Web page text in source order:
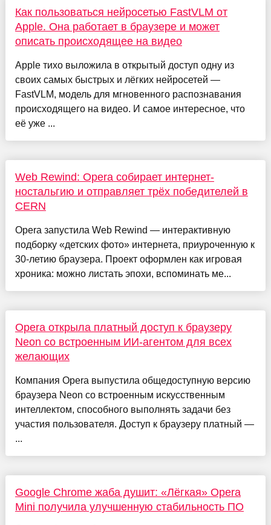
Как пользоваться нейросетью FastVLM от
Apple. Она работает в браузере и может
описать происходящее на видео
Apple тихо выложила в открытый доступ одну из
своих самых быстрых и лёгких нейросетей —
FastVLM, модель для мгновенного распознавания
происходящего на видео. И самое интересное, что
её уже ...
Web Rewind: Opera собирает интернет-
ностальгию и отправляет трёх победителей в
CERN
Opera запустила Web Rewind — интерактивную
подборку «детских фото» интернета, приуроченную к
30‑летию браузера. Проект оформлен как игровая
хроника: можно листать эпохи, вспоминать ме...
Opera открыла платный доступ к браузеру
Neon со встроенным ИИ-агентом для всех
желающих
Компания Opera выпустила общедоступную версию
браузера Neon со встроенным искусственным
интеллектом, способного выполнять задачи без
участия пользователя. Доступ к браузеру платный —
...
Google Chrome жаба душит: «Лёгкая» Opera
Mini получила улучшенную стабильность ПО